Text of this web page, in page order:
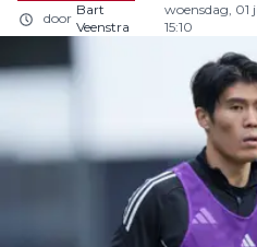
door
Bart
Veenstra
woensdag, 01
15:10